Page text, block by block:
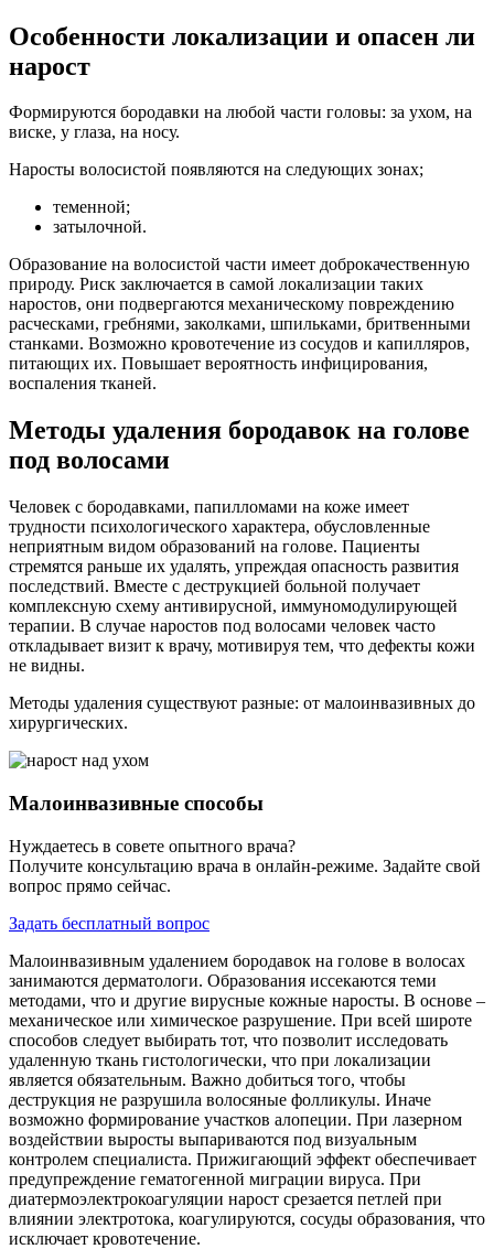
Особенности локализации и опасен ли
нарост
Формируются бородавки на любой части головы: за ухом, на
виске, у глаза, на носу.
Наросты волосистой появляются на следующих зонах;
теменной;
затылочной.
Образование на волосистой части имеет доброкачественную
природу. Риск заключается в самой локализации таких
наростов, они подвергаются механическому повреждению
расческами, гребнями, заколками, шпильками, бритвенными
станками. Возможно кровотечение из сосудов и капилляров,
питающих их. Повышает вероятность инфицирования,
воспаления тканей.
Методы удаления бородавок на голове
под волосами
Человек с бородавками, папилломами на коже имеет
трудности психологического характера, обусловленные
неприятным видом образований на голове. Пациенты
стремятся раньше их удалять, упреждая опасность развития
последствий. Вместе с деструкцией больной получает
комплексную схему антивирусной, иммуномодулирующей
терапии. В случае наростов под волосами человек часто
откладывает визит к врачу, мотивируя тем, что дефекты кожи
не видны.
Методы удаления существуют разные: от малоинвазивных до
хирургических.
Малоинвазивные способы
Нуждаетесь в совете опытного врача?
Получите консультацию врача в онлайн-режиме. Задайте свой
вопрос прямо сейчас.
Задать бесплатный вопрос
Малоинвазивным удалением бородавок на голове в волосах
занимаются дерматологи. Образования иссекаются теми
методами, что и другие вирусные кожные наросты. В основе –
механическое или химическое разрушение. При всей широте
способов следует выбирать тот, что позволит исследовать
удаленную ткань гистологически, что при локализации
является обязательным. Важно добиться того, чтобы
деструкция не разрушила волосяные фолликулы. Иначе
возможно формирование участков алопеции. При лазерном
воздействии выросты выпариваются под визуальным
контролем специалиста. Прижигающий эффект обеспечивает
предупреждение гематогенной миграции вируса. При
диатермоэлектрокоагуляции нарост срезается петлей при
влиянии электротока, коагулируются, сосуды образования, что
исключает кровотечение.